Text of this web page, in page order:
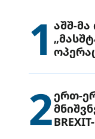
1 აშშ-
2ერთ-